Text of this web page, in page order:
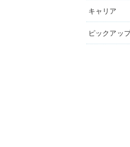
キャリア
ピックアッ